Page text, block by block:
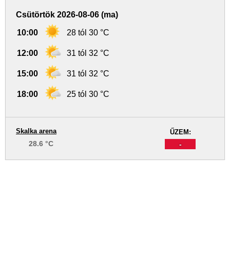
Csütörtök 2026-08-06 (ma)
10:00 28 tól 30 °C
12:00 31 tól 32 °C
15:00 31 tól 32 °C
18:00 25 tól 30 °C
ŰZEM:
-
Skalka arena
28.6 °C